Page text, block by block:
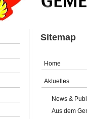
Sitemap
Home
Aktuelles
News &
Aus dem